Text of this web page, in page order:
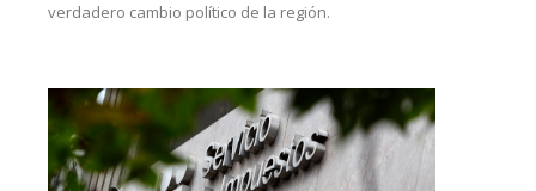
verdadero cambio político de la región.